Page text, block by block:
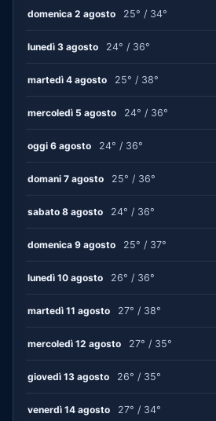
domenica 2 agosto 25° / 34°
lunedì 3 agosto 24° / 36°
martedì 4 agosto 25° / 38°
mercoledì 5 agosto 24° / 36°
oggi 6 agosto 24° / 36°
domani 7 agosto 25° / 36°
sabato 8 agosto 24° / 36°
domenica 9 agosto 25° / 37°
lunedì 10 agosto 26° / 36°
martedì 11 agosto 27° / 38°
mercoledì 12 agosto 27° / 35°
giovedì 13 agosto 26° / 35°
venerdì 14 agosto 27° / 34°